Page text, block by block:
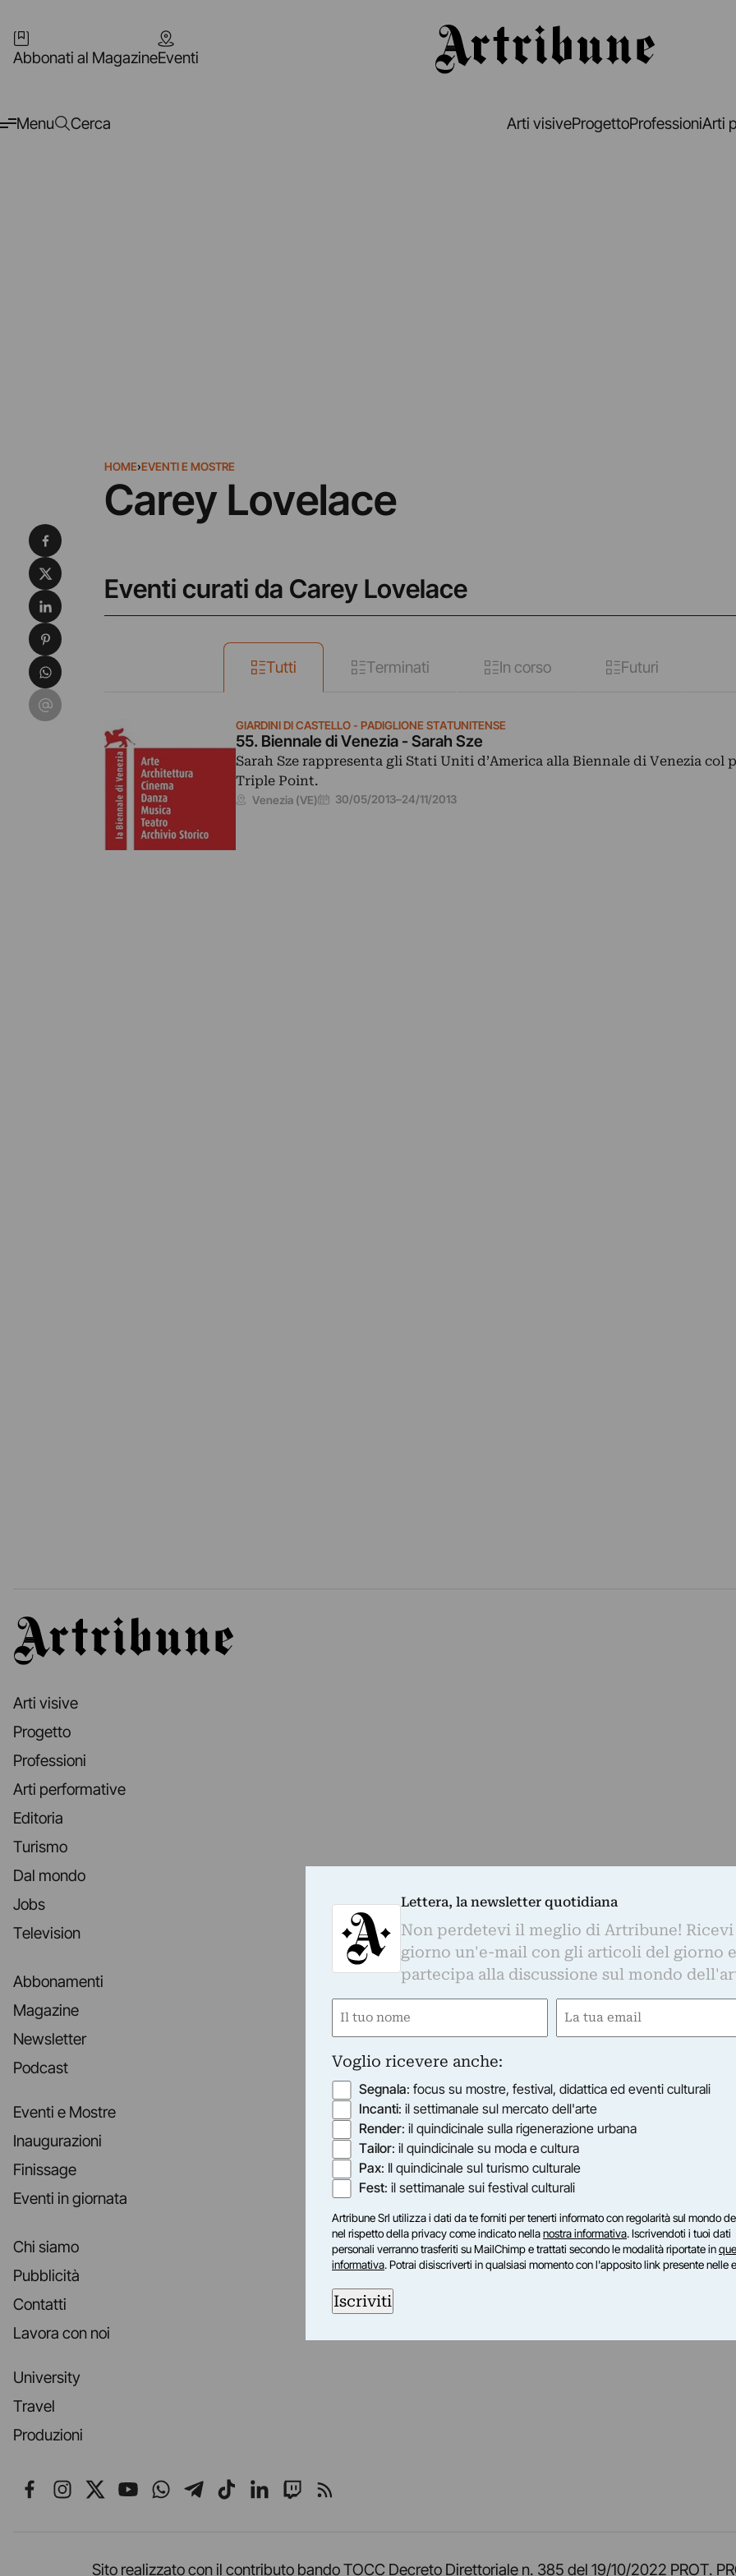
Abbonati al MagazineEventi
Menu Cerca Arti visiveProgettoProfessioniArti
HOME›EVENTI E MOSTRE
Carey Lovelace
Eventi curati da Carey Lovelace
Tutti Terminati In corso Futuri
GIARDINI DI CASTELLO - PADIGLIONE STATUNITENSE
55. Biennale di Venezia - Sarah Sze
Sarah Sze rappresenta gli Stati Uniti d’America alla Biennale di Venezia col
Triple Point.
Venezia (VE) 30/05/2013–24/11/2013
Condividi su Facebook
Condividi su X
Condividi su LinkedIn
Condividi su Pinterest
Condividi su WhatsApp
Condividi su Email
Artribune
Arti visive
Progetto
Professioni
Arti performative
Editoria
Turismo
Dal mondo
Jobs
Television
Abbonamenti
Magazine
Newsletter
Podcast
Eventi e Mostre
Inaugurazioni
Finissage
Eventi in giornata
Chi siamo
Pubblicità
Contatti
Lavora con noi
University
Travel
Produzioni
Seguici su Facebook
Seguici su Instagram
Seguici su X
Seguici su YouTube
Seguici su WhatsApp
Seguici su Telegram
Seguici su TikTok
Seguici su LinkedIn
Seguici su Twitch
Seguici su Rss
Sito realizzato con il contributo bando TOCC Decreto Direttoriale n. 385 del 19/10/2022 PROT.
Lettera, la newsletter quotidiana
Non perdetevi il meglio di Artribune! Ricevi
giorno un'e-mail con gli articoli del giorno e
partecipa alla discussione sul mondo
Nome
Email
Voglio ricevere anche:
Segnala: focus su mostre, festival, didattica ed eventi culturali
Incanti: il settimanale sul mercato dell'arte
Render: il quindicinale sulla rigenerazione urbana
Tailor: il quindicinale su moda e cultura
Pax: Il quindicinale sul turismo culturale
Fest: il settimanale sui festival culturali
Artribune Srl utilizza i dati da te forniti per tenerti informato con regolarità sul mondo
nel rispetto della privacy come indicato nellanostra informativa. Iscrivendoti i tuoi dati
personali verranno trasferiti su MailChimp e trattati secondo le modalità riportate in
informativa. Potrai disiscriverti in qualsiasi momento con l'apposito link presente nelle
Iscriviti